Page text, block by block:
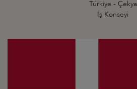
Türkiye - Çekya
İş Konseyi